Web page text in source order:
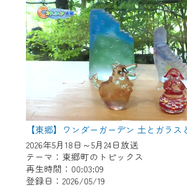
2026年5月18日～5月24日放送
テーマ：東郷町のトピックス
再生時間：00:03:09
登録日：2026/05/19